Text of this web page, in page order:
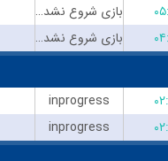
بازی شروع نشده است
بازی شروع نشده است
inprogress
inprogress